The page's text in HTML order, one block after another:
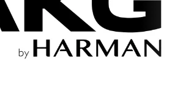
ohms
XLR